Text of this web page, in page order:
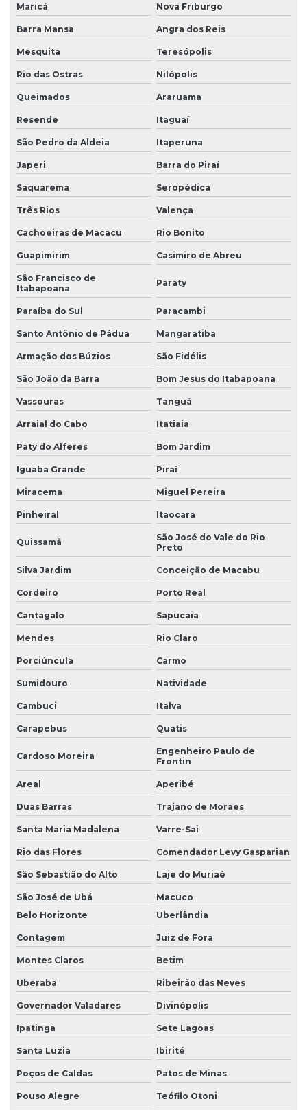
Solvente para tinta
Solventes industriais
Trióxido de antimônio
Zeólita onde comprar
Maricá Nova Friburgo
Barra Mansa Angra dos Reis
Mesquita Teresópolis
Rio das Ostras Nilópolis
Queimados Araruama
Resende Itaguaí
São Pedro da Aldeia Itaperuna
Japeri Barra do Piraí
Saquarema Seropédica
Três Rios Valença
Cachoeiras de Macacu Rio Bonito
Guapimirim Casimiro de Abreu
São Francisco de
Itabapoana
Paraty
Paraíba do Sul Paracambi
Santo Antônio de Pádua Mangaratiba
Armação dos Búzios São Fidélis
São João da Barra Bom Jesus do Itabapoana
Vassouras Tanguá
Arraial do Cabo Itatiaia
Paty do Alferes Bom Jardim
Iguaba Grande Piraí
Miracema Miguel Pereira
Pinheiral Itaocara
Quissamã
São José do Vale do Rio
Preto
Silva Jardim Conceição de Macabu
Cordeiro Porto Real
Cantagalo Sapucaia
Mendes Rio Claro
Porciúncula Carmo
Sumidouro Natividade
Cambuci Italva
Carapebus Quatis
Cardoso Moreira
Engenheiro Paulo de
Frontin
Areal Aperibé
Duas Barras Trajano de Moraes
Santa Maria Madalena Varre-Sai
Rio das Flores Comendador Levy Gasparian
São Sebastião do Alto Laje do Muriaé
São José de Ubá
Macuco
Belo Horizonte
Uberlândia
Contagem Juiz de Fora
Montes Claros Betim
Uberaba Ribeirão das Neves
Governador Valadares Divinópolis
Ipatinga Sete Lagoas
Santa Luzia Ibirité
Poços de Caldas Patos de Minas
Pouso Alegre Teófilo Otoni